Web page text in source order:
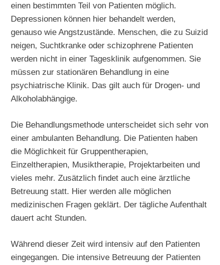
einen bestimmten Teil von Patienten möglich.
Depressionen können hier behandelt werden,
genauso wie Angstzustände. Menschen, die zu Suizid
neigen, Suchtkranke oder schizophrene Patienten
werden nicht in einer Tagesklinik aufgenommen. Sie
müssen zur stationären Behandlung in eine
psychiatrische Klinik. Das gilt auch für Drogen- und
Alkoholabhängige.
Die Behandlungsmethode unterscheidet sich sehr von
einer ambulanten Behandlung. Die Patienten haben
die Möglichkeit für Gruppentherapien,
Einzeltherapien, Musiktherapie, Projektarbeiten und
vieles mehr. Zusätzlich findet auch eine ärztliche
Betreuung statt. Hier werden alle möglichen
medizinischen Fragen geklärt. Der tägliche Aufenthalt
dauert acht Stunden.
Während dieser Zeit wird intensiv auf den Patienten
eingegangen. Die intensive Betreuung der Patienten